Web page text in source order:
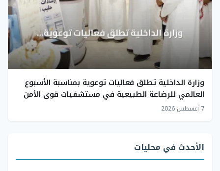
وزارة الداخلية تطلق فعاليات توعوية بمناسبة الأسبوع
العالمي للرضاعة الطبيعية في مستشفيات قوى الأمن
7 أغسطس 2026
الأحدث في محليات